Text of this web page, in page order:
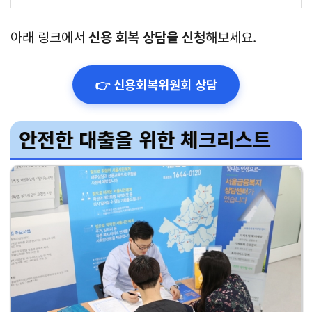
아래 링크에서 신용 회복 상담을 신청해보세요.
👉 신용회복위원회 상담
안전한 대출을 위한 체크리스트